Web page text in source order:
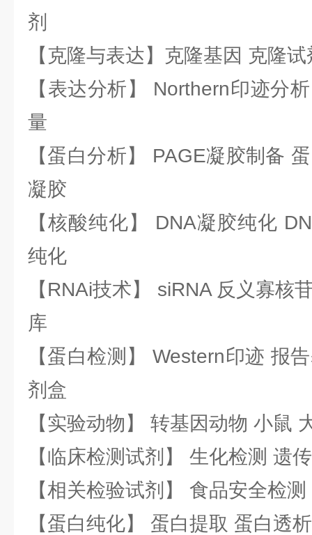
剂
【克隆与表达】克隆基因 克隆
【表达分析】 Northern印迹分
量
【蛋白分析】 PAGE凝胶制备
凝胶
【核酸纯化】 DNA凝胶纯化
纯化
【RNAi技术】 siRNA 反义寡核
库
【蛋白检测】 Western印迹 报
剂盒
【实验动物】 转基因动物 小鼠
【临床检测试剂】 生化检测 遗
【相关检验试剂】 食品安全检
【蛋白纯化】 蛋白提取 蛋白透